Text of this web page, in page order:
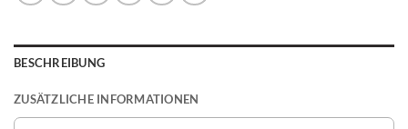
BESCHREIBUNG
ZUSÄTZLICHE INFORMATIONEN